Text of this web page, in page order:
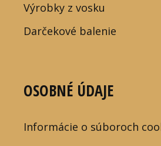
Výrobky z vosku
Darčekové balenie
OSOBNÉ ÚDAJE
Informácie o súboroch